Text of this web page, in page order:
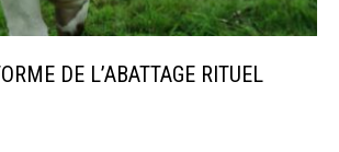
DE L’ABATTAGE RITUEL